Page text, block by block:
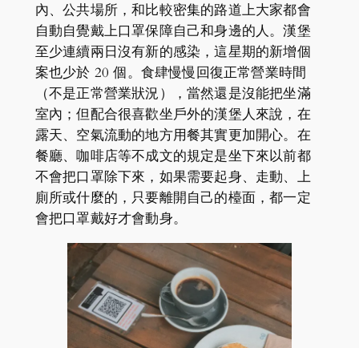
內、公共場所，和比較密集的路道上大家都會
自動自覺戴上口罩保障自己和身邊的人。漢堡
至少連續兩日沒有新的感染，這星期的新增個
案也少於 20 個。食肆慢慢回復正常營業時間
（不是正常營業狀況），當然還是沒能把坐滿
室內；但配合很喜歡坐戶外的漢堡人來說，在
露天、空氣流動的地方用餐其實更加開心。在
餐廳、咖啡店等不成文的規定是坐下來以前都
不會把口罩除下來，如果需要起身、走動、上
廁所或什麼的，只要離開自己的檯面，都一定
會把口罩戴好才會動身。